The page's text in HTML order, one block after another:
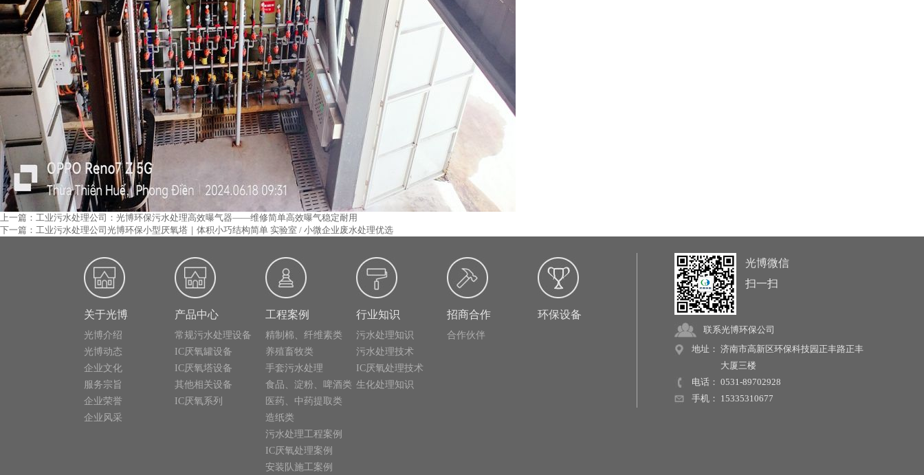
上一篇：工业污水处理公司：光博环保污水处理高效曝气器——维修简单高效曝气稳定耐用
下一篇：工业污水处理公司光博环保小型厌氧塔｜体积小巧结构简单 实验室 / 小微企业废水处理优选
关于光博
光博介绍
光博动态
企业文化
服务宗旨
企业荣誉
企业风采
产品中心
常规污水处理设备
IC厌氧罐设备
IC厌氧塔设备
其他相关设备
IC厌氧系列
工程案例
精制棉、纤维素类
养殖畜牧类
手套污水处理
食品、淀粉、啤酒类
医药、中药提取类
造纸类
污水处理工程案例
IC厌氧处理案例
安装队施工案例
行业知识
污水处理知识
污水处理技术
IC厌氧处理技术
生化处理知识
招商合作
合作伙伴
环保设备
光博微信
扫一扫
联系光博环保公司
地址： 济南市高新区环保科技园正丰路正丰
大厦三楼
电话： 0531-89702928
手机： 15335310677